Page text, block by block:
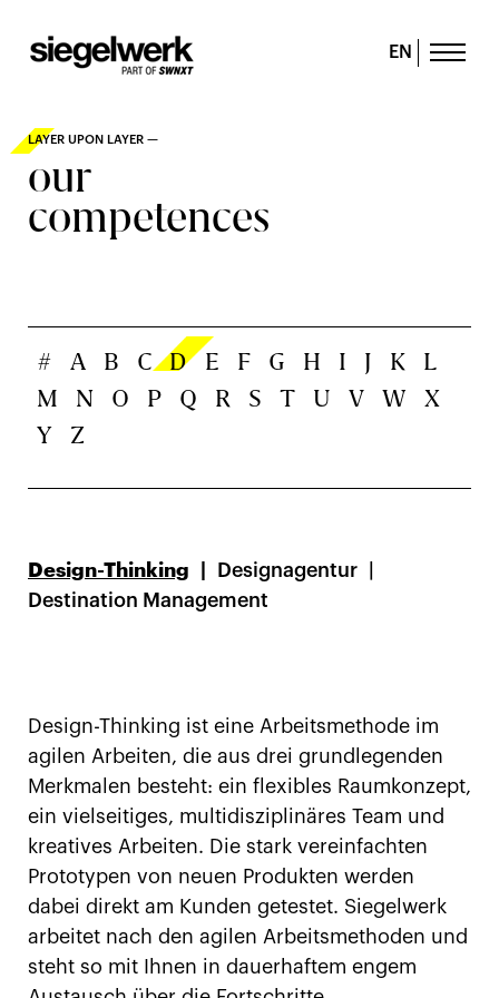
EN
LAYER UPON LAYER —
our
competences
# A B C D E F G H I J K
L
M
N O P Q R S T U V W
X
Y
Z
Design-Thinking
Designagentur
Destination Management
Design-Thinking ist eine Arbeitsmethode im
agilen Arbeiten, die aus drei grundlegenden
Merkmalen besteht: ein flexibles Raumkonzept,
ein vielseitiges, multidisziplinäres Team und
kreatives Arbeiten. Die stark vereinfachten
Prototypen von neuen Produkten werden
dabei direkt am Kunden getestet. Siegelwerk
arbeitet nach den agilen Arbeitsmethoden und
steht so mit Ihnen in dauerhaftem engem